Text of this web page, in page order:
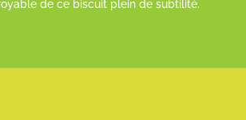
de ce biscuit plein de subtilité.